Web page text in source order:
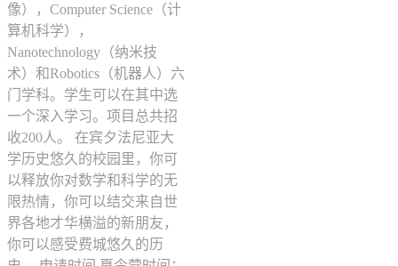
像），Computer Science（计
算机科学），
Nanotechnology（纳米技
术）和Robotics（机器人）六
门学科。学生可以在其中选
一个深入学习。项目总共招
收200人。 在宾夕法尼亚大
学历史悠久的校园里，你可
以释放你对数学和科学的无
限热情，你可以结交来自世
界各地才华横溢的新朋友，
你可以感受费城悠久的历